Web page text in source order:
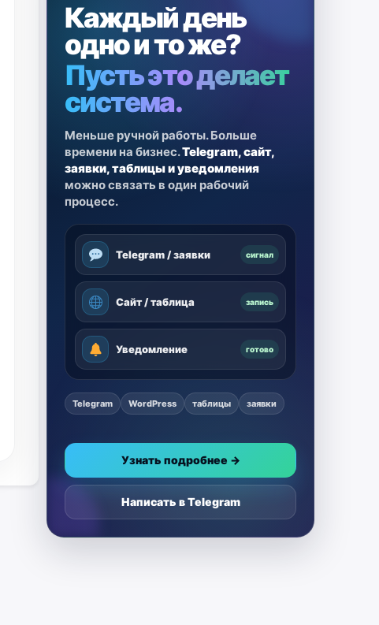
Каждый день
одно и то же?
Пусть это делает
система.
Меньше ручной работы. Больше
времени на бизнес.Telegram, сайт,
заявки, таблицы и уведомления
можно связать в один рабочий
процесс.
Telegram / заявки сигнал
Сайт / таблица запись
Уведомление готово
Telegram WordPress таблицы заявки
Узнать подробнее →
Написать в Telegram